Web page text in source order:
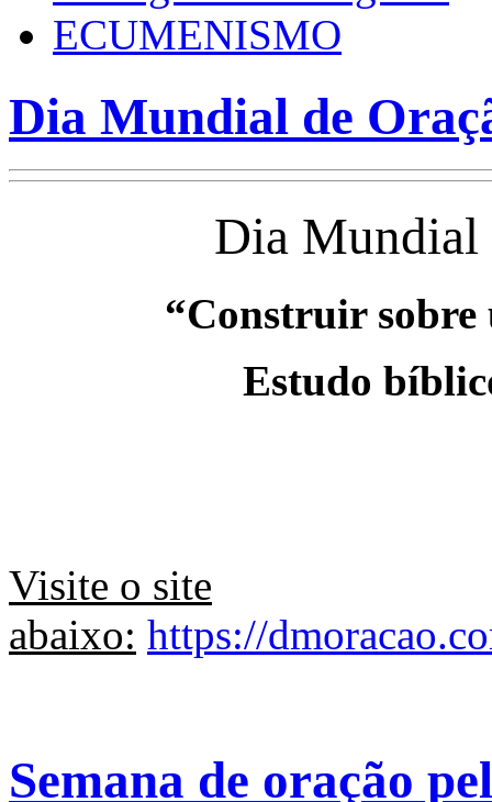
ECUMENISMO
Dia Mundial de
Dia Mundial
“Construir
Estudo
Visite o site
abaixo: https://
Semana de oração